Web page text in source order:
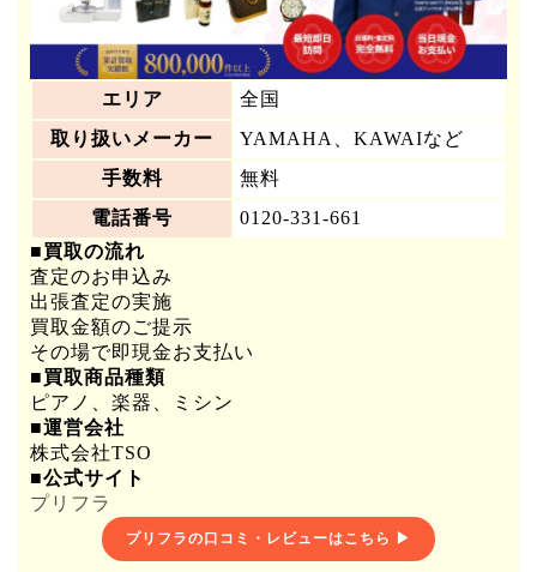
エリア
全国
取り扱いメーカー
YAMAHA、KAWAIなど
手数料
無料
電話番号
0120-331-661
■買取の流れ
査定のお申込み
出張査定の実施
買取金額のご提示
その場で即現金お支払い
■買取商品種類
ピアノ、楽器、ミシン
■運営会社
株式会社TSO
■公式サイト
プリフラ
プリフラの口コミ・レビューはこちら ▶